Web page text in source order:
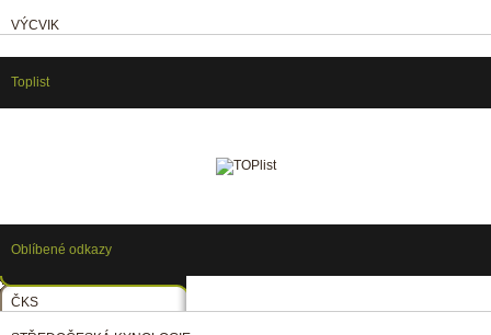
VÝCVIK
Toplist
Oblíbené odkazy
ČKS